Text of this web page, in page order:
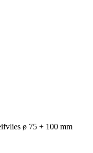
ø 75 + 100 mm